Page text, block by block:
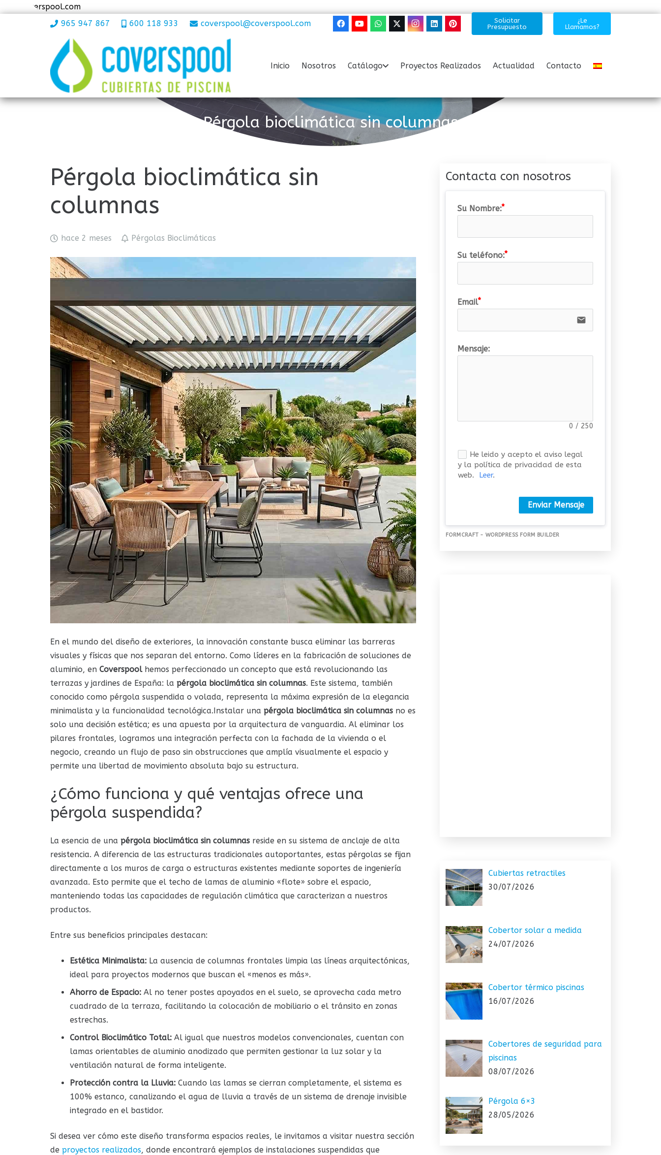
www.coverspool.com
965 947 867
600 118 933 coverspool@coverspool.com
Solicitar
Presupuesto
¿Le
Llamamos?
Inicio Nosotros Catálogo Proyectos Realizados Actualidad Contacto
Pérgola bioclimática sin columnas
Pérgola bioclimática sin
columnas
hace 2 meses Pérgolas Bioclimáticas
En el mundo del diseño de exteriores, la innovación constante busca eliminar las barreras
visuales y físicas que nos separan del entorno. Como líderes en la fabricación de soluciones de
aluminio, en Coverspoolhemos perfeccionado un concepto que está revolucionando las
terrazas y jardines de España: la pérgola bioclimática sin columnas. Este sistema, también
conocido como pérgola suspendida o volada, representa la máxima expresión de la elegancia
minimalista y la funcionalidad tecnológica.Instalar una pérgola bioclimática sin columnas no es
solo una decisión estética; es una apuesta por la arquitectura de vanguardia. Al eliminar los
pilares frontales, logramos una integración perfecta con la fachada de la vivienda o el
negocio, creando un flujo de paso sin obstrucciones que amplía visualmente el espacio y
permite una libertad de movimiento absoluta bajo su estructura.
¿Cómo funciona y qué ventajas ofrece una
pérgola suspendida?
La esencia de una pérgola bioclimática sin columnas reside en su sistema de anclaje de alta
resistencia. A diferencia de las estructuras tradicionales autoportantes, estas pérgolas se fijan
directamente a los muros de carga o estructuras existentes mediante soportes de ingeniería
avanzada. Esto permite que el techo de lamas de aluminio «flote» sobre el espacio,
manteniendo todas las capacidades de regulación climática que caracterizan a nuestros
productos.
Entre sus beneficios principales destacan:
Estética Minimalista: La ausencia de columnas frontales limpia las líneas arquitectónicas,
ideal para proyectos modernos que buscan el «menos es más».
Ahorro de Espacio: Al no tener postes apoyados en el suelo, se aprovecha cada metro
cuadrado de la terraza, facilitando la colocación de mobiliario o el tránsito en zonas
estrechas.
Control Bioclimático Total: Al igual que nuestros modelos convencionales, cuentan con
lamas orientables de aluminio anodizado que permiten gestionar la luz solar y la
ventilación natural de forma inteligente.
Protección contra la Lluvia: Cuando las lamas se cierran completamente, el sistema es
100% estanco, canalizando el agua de lluvia a través de un sistema de drenaje invisible
integrado en el bastidor.
Si desea ver cómo este diseño transforma espacios reales, le invitamos a visitar nuestra sección
de proyectos realizados, donde encontrará ejemplos de instalaciones suspendidas que
Contacta con nosotros
Su Nombre:
Su teléfono:
Email
email
Mensaje:
0 / 250
He leido y acepto el aviso legal
y la política de privacidad de esta
web.
Leer.
Enviar Mensaje
FORMCRAFT - WORDPRESS FORM BUILDER
Cubiertas retractiles
30/07/2026
Cobertor solar a medida
24/07/2026
Cobertor térmico piscinas
16/07/2026
Cobertores de seguridad para
piscinas
08/07/2026
Pérgola 6×3
28/05/2026